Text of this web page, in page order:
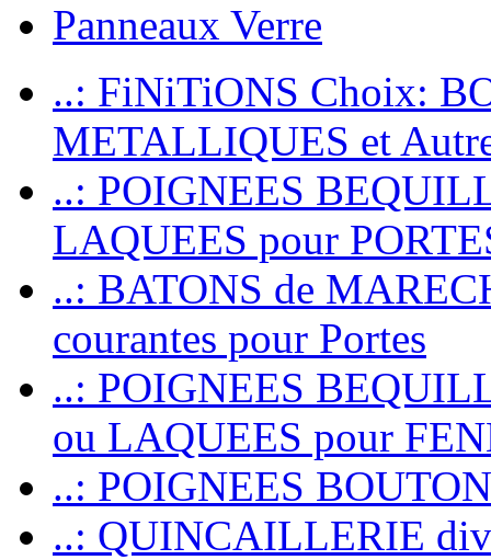
Panneaux Verre
..: FiNiTiONS Choix:
METALLIQUES et
..: POIGNEES
LAQUEES pour
..: BATONS de
courantes pour Portes
..: POIGNEES
ou LAQUEES pour
..: POIGNEES
..: QUINCAILLERIE